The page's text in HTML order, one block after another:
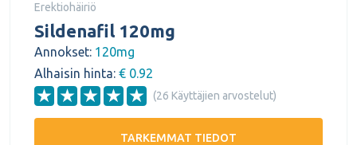
Erektiohäiriö
Sildenafil 120mg
Annokset: 120mg
Alhaisin hinta: € 0.92
(26 Käyttäjien arvostelut)
TARKEMMAT TIEDOT